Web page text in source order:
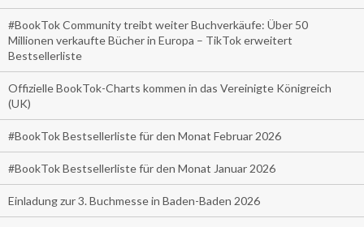
#BookTok Community treibt weiter Buchverkäufe: Über 50
Millionen verkaufte Bücher in Europa – TikTok erweitert
Bestsellerliste
Offizielle BookTok-Charts kommen in das Vereinigte Königreich
(UK)
#BookTok Bestsellerliste für den Monat Februar 2026
#BookTok Bestsellerliste für den Monat Januar 2026
Einladung zur 3. Buchmesse in Baden-Baden 2026